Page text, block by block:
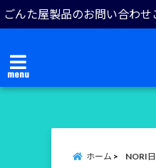
ごんた屋製品のお問い合わせ
menu
ホーム NORI